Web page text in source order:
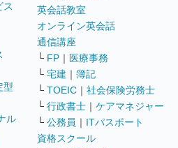
ス
型
ル
英会話教室
オンライン英会話
通信講座
└ FP ｜ 医療事務
└ 宅建 ｜ 簿記
└ TOEIC ｜ 社会保険労務士
└ 行政書士 ｜ ケアマネジャー
└ 公務員 ｜ ITパスポート
資格スクール